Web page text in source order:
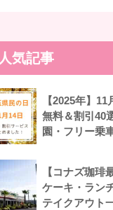
人気記事
【2025年】
無料＆割引40
園・フリー乗
【コナズ珈琲
ケーキ・ラン
テイクアウト